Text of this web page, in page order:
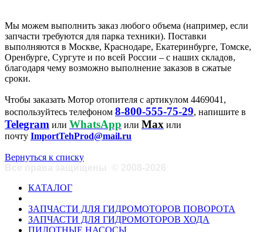
Мы можем выполнить заказ любого объема (например, если
запчасти требуются для парка техники). Поставки
выполняются в Москве, Краснодаре, Екатеринбурге, Томске,
Оренбурге, Сургуте и по всей России – с наших складов,
благодаря чему возможно выполнение заказов в сжатые
сроки.
Чтобы заказать Мотор отопителя с артикулом 4469041,
воспользуйтесь телефоном 8-800-555-75-29, напишите в
Telegram или WhatsApp или Max или
почту ImportTehProd@mail.ru
Вернуться к списку
КАТАЛОГ
ЗАПЧАСТИ ДЛЯ ГИДРОМОТОРОВ ПОВОРОТА
ЗАПЧАСТИ ДЛЯ ГИДРОМОТОРОВ ХОДА